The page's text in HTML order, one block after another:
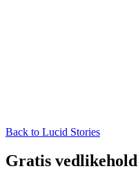
Back to Lucid Stories
Gratis vedlikehold